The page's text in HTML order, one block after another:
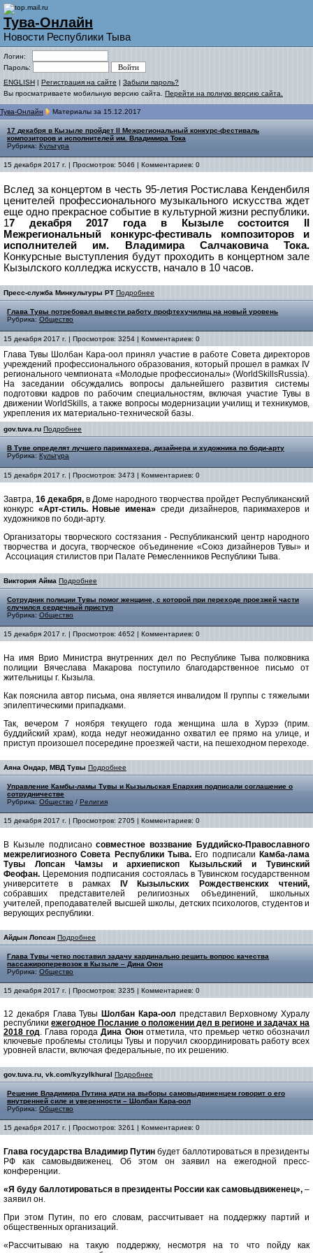
Тува-Онлайн
Новости Республики Тыва
Логин:
Пароль:
ENGLISH | Регистрация на сайте | Забыли пароль?
Вы просматриваете мобильную версию сайта. Перейти на полную версию сайта.
Тува-Онлайн Материалы за 15.12.2017
17 декабря в Кызыле пройдет II Межрегиональный конкурс-фестиваль
композиторов и исполнителей им. Владимира Тока
Рубрика: Культура
15 декабря 2017 г. | Просмотров: 5046 | Комментариев: 0
Вслед за концертом в честь 95-летия Ростислава Кенденбиля
ценителей профессионального музыкального искусства ждет
еще одно прекрасное событие в культурной жизни республики.
17 декабря 2017 года в Кызыле состоится II
Межрегиональный конкурс-фестиваль композиторов и
исполнителей им. Владимира Салчаковича Тока.
Конкурсные выступления будут проходить в концертном зале
Кызылского колледжа искусств, начало в 10 часов.
Пресс-служба Минкультуры РТ Подробнее
Глава Тувы потребовал вывести работу профтехучилищ на новый уровень
Рубрика: Общество
15 декабря 2017 г. | Просмотров: 3254 | Комментариев: 0
Глава Тувы Шолбан Кара-оол принял участие в работе Совета директоров
учреждений профессионального образования, который прошел в рамках IV
регионального чемпионата «Молодые профессионалы» (WorldSkillsRussia).
На заседании обсуждались вопросы дальнейшего развития системы
подготовки кадров по рабочим специальностям, включая участие Тувы в
движении WorldSkills, а также вопросы модернизации училищ и техникумов,
укрепления их материально-технической базы.
gov.tuva.ru Подробнее
В Туве определят лучшего парикмахера, дизайнера и художника по боди-арту
Рубрика: Культура
15 декабря 2017 г. | Просмотров: 3473 | Комментариев: 0
Завтра, 16 декабря, в Доме народного творчества пройдет Республиканский
конкурс «Арт-стиль. Новые имена» среди дизайнеров, парикмахеров и
художников по боди-арту.
Организаторы творческого состязания - Республиканский центр народного
творчества и досуга, творческое объединение «Союз дизайнеров Тувы» и
Ассоциация стилистов при Палате Ремесленников Республики Тыва.
Виктория Айма Подробнее
Сотрудник полиции Тувы помог женщине, с которой при переходе проезжей части
случился сердечный приступ
Рубрика: Общество
15 декабря 2017 г. | Просмотров: 4652 | Комментариев: 0
На имя Врио Министра внутренних дел по Республике Тыва полковника
полиции Вячеслава Макарова поступило благодарственное письмо от
жительницы г. Кызыла.
Как пояснила автор письма, она является инвалидом II группы с тяжелыми
эпилептическими припадками.
Так, вечером 7 ноября текущего года женщина шла в Хурээ (прим.
буддийский храм), когда недуг неожиданно охватил ее прямо на улице, и
приступ произошел посередине проезжей части, на пешеходном переходе.
Аяна Ондар, МВД Тувы Подробнее
Управление Камбы-ламы Тувы и Кызыльская Епархия подписали соглашение о
сотрудничестве
Рубрика: Общество / Религия
15 декабря 2017 г. | Просмотров: 2705 | Комментариев: 0
В Кызыле подписаносовместное воззвание Буддийско-Православного
межрелигиозного Совета Республики Тыва. Его подписали Камба-лама
Тувы Лопсан Чамзы и архиепископ Кызыльский и Тувинский
Феофан. Церемония подписания состоялась в Тувинском государственном
университете в рамкахIV Кызыльских Рождественских чтений,
собравших представителей религиозных объединений, школьных
учителей, преподавателей высшей школы, детских психологов, студентов и
верующих республики.
Айдын Лопсан Подробнее
Глава Тувы четко поставил задачу кардинально решить вопрос качества
пассажироперевозок в Кызыле – Дина Оюн
Рубрика: Общество
15 декабря 2017 г. | Просмотров: 3235 | Комментариев: 0
12 декабря Глава Тувы Шолбан Кара-оол представил Верховному Хуралу
республики ежегодное Послание о положении дел в регионе и задачах на
2018 год. Глава городаДина Оюнотметила, что премьер четко обозначил
ключевые проблемы столицы Тувы и поручил скоординировать работу всех
уровней власти, включая федеральные, по их решению.
gov.tuva.ru, vk.com/kyzylkhural Подробнее
Решение Владимира Путина идти на выборы самовыдвиженцем говорит о его
внутренней силе и уверенности – Шолбан Кара-оол
Рубрика: Общество
15 декабря 2017 г. | Просмотров: 3261 | Комментариев: 0
Глава государства Владимир Путин будет баллотироваться в президенты
РФ как самовыдвиженец. Об этом он заявил на ежегодной пресс-
конференции.
«Я буду баллотироваться в президенты России как самовыдвиженец», –
заявил он.
При этом Путин, по его словам, рассчитывает на поддержку партий и
общественных организаций.
«Рассчитываю на такую поддержку, несмотря на то что пойду как